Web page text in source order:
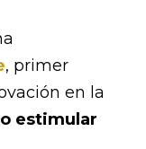
, primer
en la
estimular